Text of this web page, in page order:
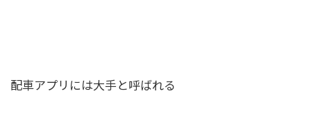
配車アプリには大手と呼ばれる